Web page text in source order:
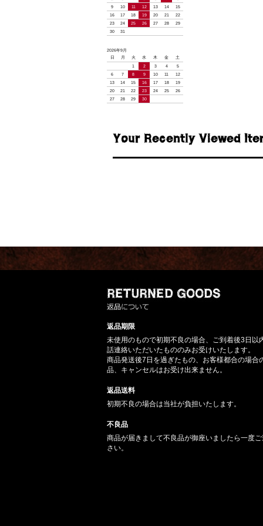
9
10 11 12 13 14
15
16
17 18 19 20 21
22
23
24 25 26 27 28
29
30
31
2026年9月
日
月 火 水 木 金
土
1
2 3 4
5
6
7 8 9 10 11
12
13
14 15 16 17 18
19
20
21 22 23 24 25
26
27
28 29 30
返品期限
未使用のもので初期不良の場合、ご到着後3日以
話連絡いただいたもののみお受けいたします。
商品発送後7日を過ぎたもの、お客様都合の場合
品、キャンセルはお受け出来ません。
返品送料
初期不良の場合は当社が負担いたします。
不良品
商品が届きまして不良品が御座いましたら一度
さい。